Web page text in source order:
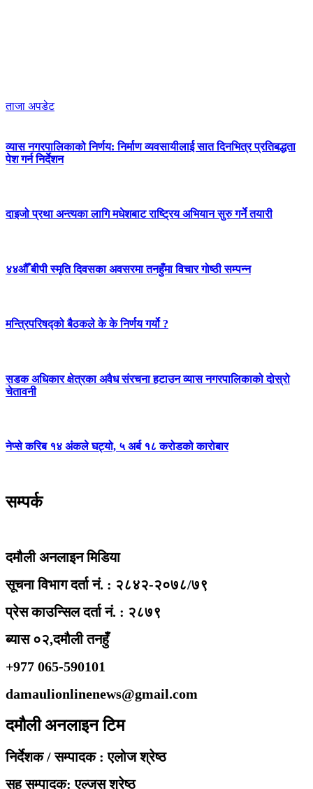
ताजा अपडेट
व्यास नगरपालिकाको निर्णय: निर्माण व्यवसायीलाई सात दिनभित्र प्रतिबद्धता
पेश गर्न निर्देशन
दाइजो प्रथा अन्त्यका लागि मधेशबाट राष्ट्रिय अभियान सुरु गर्ने तयारी
४४औँ बीपी स्मृति दिवसका अवसरमा तनहुँमा विचार गोष्ठी सम्पन्न
मन्त्रिपरिषद्को बैठकले के के निर्णय गर्यो ?
सडक अधिकार क्षेत्रका अवैध संरचना हटाउन व्यास नगरपालिकाको दोस्रो
चेतावनी
नेप्से करिब १४ अंकले घट्यो, ५ अर्ब १८ करोडको कारोबार
सम्पर्क
दमौली अनलाइन मिडिया
सूचना विभाग दर्ता नं. : २८४२-२०७८/७९
प्रेस काउन्सिल दर्ता नं. : २८७९
ब्यास ०२,दमौली तनहुँ
+977 065-590101
damaulionlinenews@gmail.com
दमौली अनलाइन टिम
निर्देशक / सम्पादक : एलोज श्रेष्ठ
सह सम्पादक: एल्जस श्रेष्ठ